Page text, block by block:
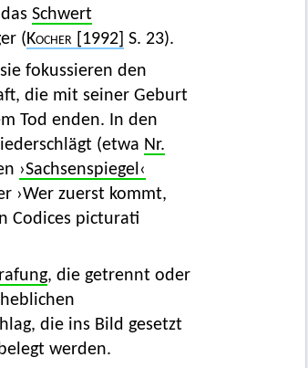
Schwert
( Kocher[1992] S. 23).
fokussieren den
die mit seiner Geburt
Tod enden. In den
(etwa Nr.
›Sachsenspiegel‹
›Wer zuerst kommt,
Codices picturati
, die getrennt oder
die ins Bild gesetzt
werden.